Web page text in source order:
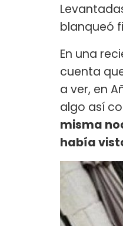
blanqueó
En una
cuenta
a ver, en
algo así
misma
había